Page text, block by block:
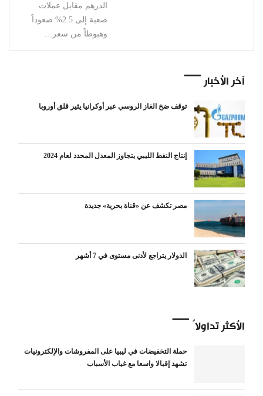
الدرهم مقابل عملات
صعبة إلى 2.5% صعوداً
وهبوطاً من سعر…
آخر الأخبار
توقف ضخ الغاز الروسي عبر أوكرانيا يثير قلق أوروبا
إنتاج النفط الليبي يتجاوز المعدل المحدد لعام 2024
مصر تكشف عن «قناة بحرية» جديدة
الدولار يتراجع لأدنى مستوى في 7 أشهر
الأكثر تداولاً
حملة التخفيضات في ليبيا على المفروشات والإلكترونيات
تشهد إقبالا واسعا مع غياب الأسباب